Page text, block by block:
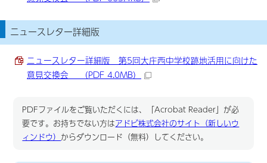
ニュースレター詳細版
ニュースレター詳細版 第5回大庄西中学校跡地活用に向けた
意見交換会 （PDF 4.0MB）
PDFファイルをご覧いただくには、「Acrobat Reader」が必
要です。お持ちでない方はアドビ株式会社のサイト（新しいウ
ィンドウ） からダウンロード（無料）してください。